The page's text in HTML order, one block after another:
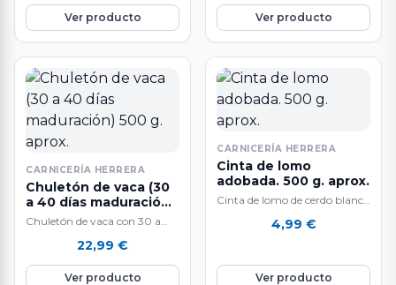
Ver producto
puede variar…
Ver producto
CARNICERÍA HERRERA
Chuletón de vaca (30
a 40 días maduración)
500 g. aprox.
Chuletón de vaca con 30 a
venta por unidades…
22,99 €
Ver producto
CARNICERÍA HERRERA
Cinta de lomo
adobada. 500 g. aprox.
Cinta de lomo de cerdo blanco
aproximadamente. Deliciosa
4,99 €
Ver producto